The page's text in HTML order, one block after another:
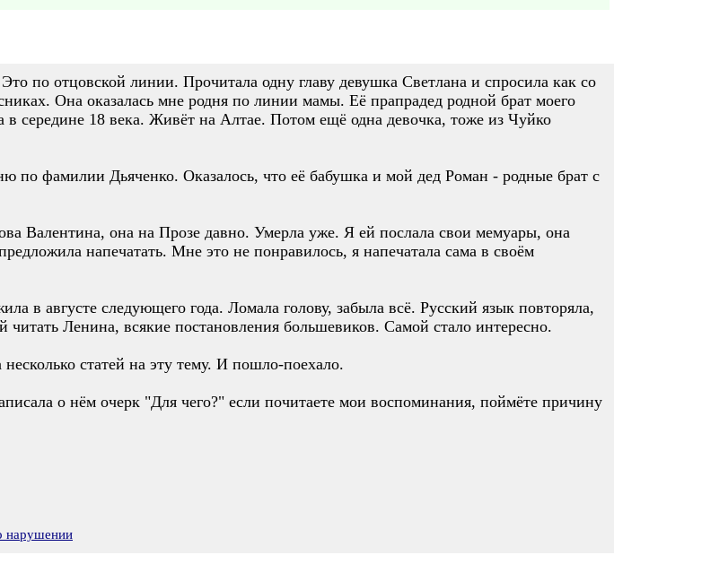
по отцовской линии. Прочитала одну главу девушка Светлана и спросила как со
Она оказалась мне родня по линии мамы. Её прапрадед родной брат моего
в середине 18 века. Живёт на Алтае. Потом ещё одна девочка, тоже из Чуйко
фамилии Дьяченко. Оказалось, что её бабушка и мой дед Роман - родные брат с
Валентина, она на Прозе давно. Умерла уже. Я ей послала свои мемуары, она
напечатать. Мне это не понравилось, я напечатала сама в своём
в августе следующего года. Ломала голову, забыла всё. Русский язык повторяла,
Ленина, всякие постановления большевиков. Самой стало интересно.
статей на эту тему. И пошло-поехало.
о нём очерк "Для чего?" если почитаете мои воспоминания, поймёте причину
нарушении